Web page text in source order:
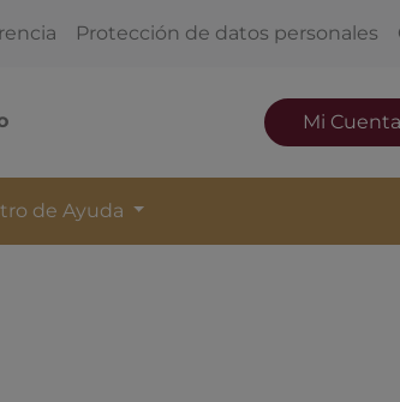
Protección de datos personales
Mi
de Ayuda